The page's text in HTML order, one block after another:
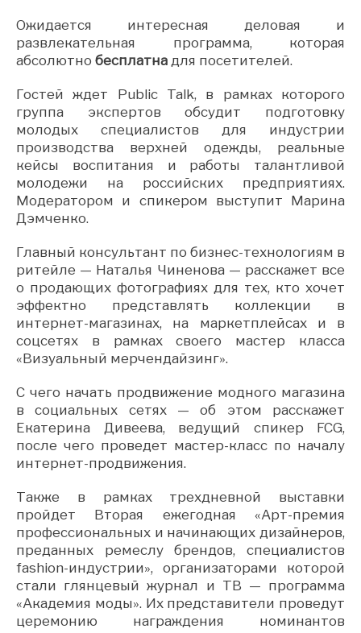
Ожидается интересная деловая и
развлекательная программа, которая
абсолютно бесплатна для посетителей.
Гостей ждет Public Talk, в рамках которого
группа экспертов обсудит подготовку
молодых специалистов для индустрии
производства верхней одежды, реальные
кейсы воспитания и работы талантливой
молодежи на российских предприятиях.
Модератором и спикером выступит Марина
Дэмченко.
Главный консультант по бизнес-технологиям в
ритейле — Наталья Чиненова — расскажет все
о продающих фотографиях для тех, кто хочет
эффектно представлять коллекции в
интернет-магазинах, на маркетплейсах и в
соцсетях в рамках своего мастер класса
«Визуальный мерчендайзинг».
С чего начать продвижение модного магазина
в социальных сетях — об этом расскажет
Екатерина Дивеева, ведущий спикер FCG,
после чего проведет мастер-класс по началу
интернет-продвижения.
Также в рамках трехдневной выставки
пройдет Вторая ежегодная «Арт-премия
профессиональных и начинающих дизайнеров,
преданных ремеслу брендов, специалистов
fashion-индустрии», организаторами которой
стали глянцевый журнал и ТВ — программа
«Академия моды». Их представители проведут
церемонию награждения номинантов